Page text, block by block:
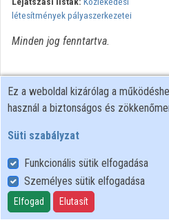
létesítmények pályaszerkezetei
Minden jog fenntartva.
Felhasználói szabályzat
Adatkezelési tájékoztató
Süti szabályzat
Ez a weboldal kizárólag a
használ a biztonságos és
Süti szabályzat
Funkcionális sütik elfogadása
Személyes sütik elfogadása
Elfogad Elutasít